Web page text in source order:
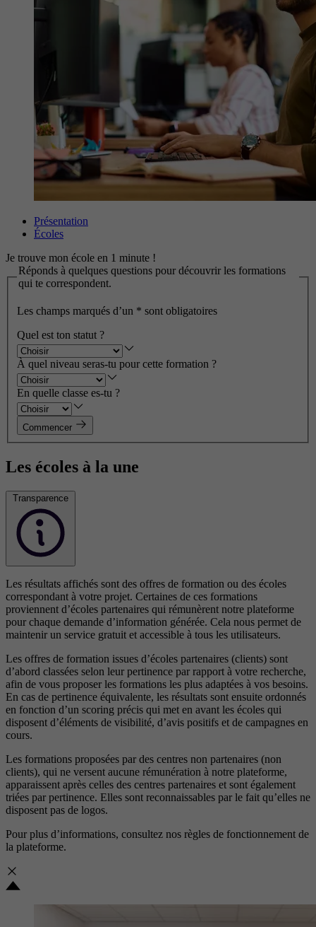
Présentation
Écoles
Je trouve mon école en 1 minute !
Réponds à quelques questions pour découvrir les formations
qui te correspondent.
Les champs marqués d’un * sont obligatoires
Quel est ton statut ?
À quel niveau seras-tu pour cette formation ?
En quelle classe es-tu ?
Commencer
Les écoles à la une
Transparence
Les résultats affichés sont des offres de formation ou des écoles
correspondant à votre projet. Certaines de ces formations
proviennent d’écoles partenaires qui rémunèrent notre plateforme
pour chaque demande d’information générée. Cela nous permet de
maintenir un service gratuit et accessible à tous les utilisateurs.
Les offres de formation issues d’écoles partenaires (clients) sont
d’abord classées selon leur pertinence par rapport à votre recherche,
afin de vous proposer les formations les plus adaptées à vos besoins.
En cas de pertinence équivalente, les résultats sont ensuite ordonnés
en fonction d’un scoring précis qui met en avant les écoles qui
disposent d’éléments de visibilité, d’avis positifs et de campagnes en
cours.
Les formations proposées par des centres non partenaires (non
clients), qui ne versent aucune rémunération à notre plateforme,
apparaissent après celles des centres partenaires et sont également
triées par pertinence. Elles sont reconnaissables par le fait qu’elles ne
disposent pas de logos.
Pour plus d’informations, consultez nos règles de fonctionnement de
la plateforme.